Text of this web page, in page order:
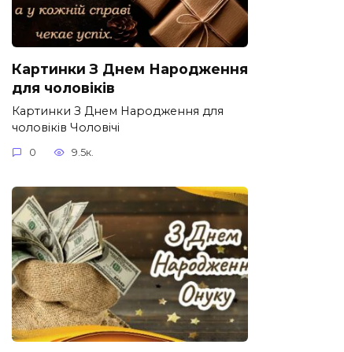
Картинки З Днем Народження
для чоловіків​
Картинки З Днем Народження для
чоловіків​ Чоловічі
0 9.5к.